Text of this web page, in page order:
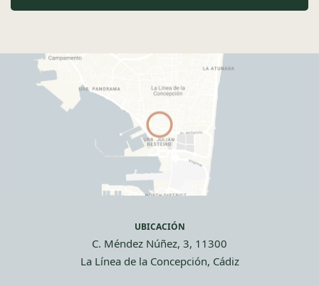
RUAVIEJAS
UBICACIÓN
C. Méndez Núñez, 3, 11300
La Línea de la Concepción, Cádiz